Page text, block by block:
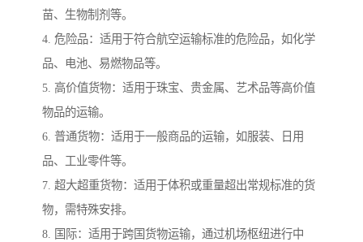
苗、生物制剂等。
4. 危险品：适用于符合航空运输标准的危险品，如化学
品、电池、易燃物品等。
5. 高价值货物：适用于珠宝、贵金属、艺术品等高价值
物品的运输。
6. 普通货物：适用于一般商品的运输，如服装、日用
品、工业零件等。
7. 超大超重货物：适用于体积或重量超出常规标准的货
物，需特殊安排。
8. 国际：适用于跨国货物运输，通过机场枢纽进行中